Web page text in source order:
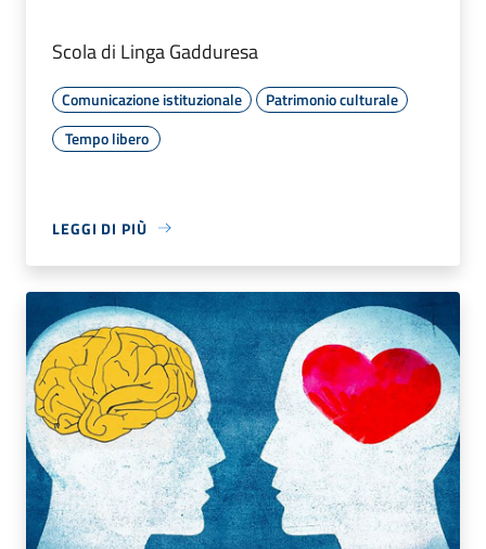
Scola di Linga Gadduresa
Comunicazione istituzionale
Patrimonio culturale
Tempo libero
LEGGI DI PIÙ